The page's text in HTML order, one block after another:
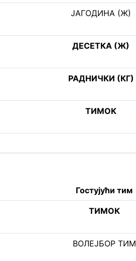
ЈАГОДИНА (Ж)
ДЕСЕТКА (Ж)
РАДНИЧКИ (КГ)
ТИМОК
Гостујући тим
ТИМОК
ВОЛЕЈБОР ТИМ